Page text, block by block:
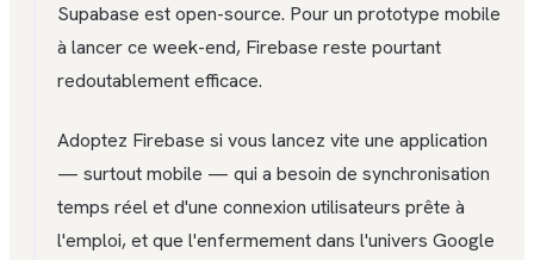
Supabase est open-source. Pour un prototype mobile
à lancer ce week-end, Firebase reste pourtant
redoutablement efficace.
Adoptez Firebase si vous lancez vite une application
— surtout mobile — qui a besoin de synchronisation
temps réel et d'une connexion utilisateurs prête à
l'emploi, et que l'enfermement dans l'univers Google